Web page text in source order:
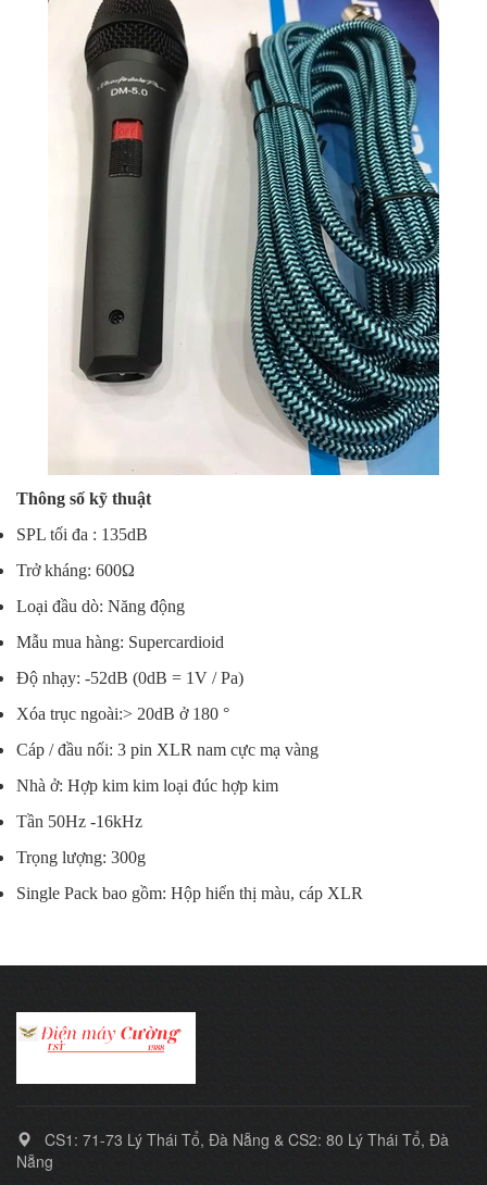
Thông số kỹ thuật
SPL tối đa : 135dB
Trở kháng: 600Ω
Loại đầu dò: Năng động
Mẫu mua hàng: Supercardioid
Độ nhạy: -52dB (0dB = 1V / Pa)
Xóa trục ngoài:> 20dB ở 180 °
Cáp / đầu nối: 3 pin XLR nam cực mạ vàng
Nhà ở: Hợp kim kim loại đúc hợp kim
Tần 50Hz -16kHz
Trọng lượng: 300g
Single Pack bao gồm: Hộp hiển thị màu, cáp XLR
CS1: 71-73 Lý Thái Tổ, Đà Nẵng & CS2: 80 Lý Thái Tổ, Đà
Nẵng